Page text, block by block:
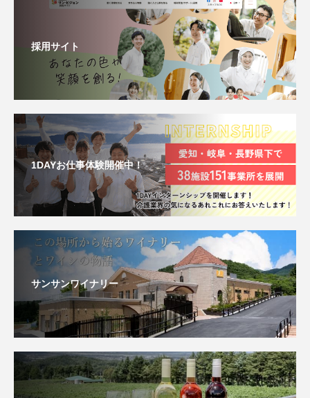
採用サイト
1DAYお仕事体験開催中！
サンサンワイナリー